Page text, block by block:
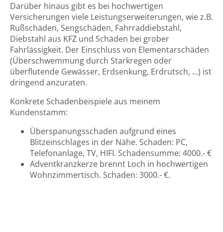
Darüber hinaus gibt es bei hochwertigen
Versicherungen viele Leistungserweiterungen, wie z.B.
Rußschäden, Sengschäden, Fahrraddiebstahl,
Diebstahl aus KFZ und Schäden bei grober
Fahrlässigkeit. Der Einschluss von Elementarschäden
(Überschwemmung durch Starkregen oder
überflutende Gewässer, Erdsenkung, Erdrutsch, ...) ist
dringend anzuraten.
Konkrete Schadenbeispiele aus meinem
Kundenstamm:
Überspanungsschaden aufgrund eines
Blitzeinschlages in der Nähe. Schaden: PC,
Telefonanlage, TV, HIFI. Schadensumme: 4000.- €
Adventkranzkerze brennt Loch in hochwertigen
Wohnzimmertisch. Schaden: 3000.- €.